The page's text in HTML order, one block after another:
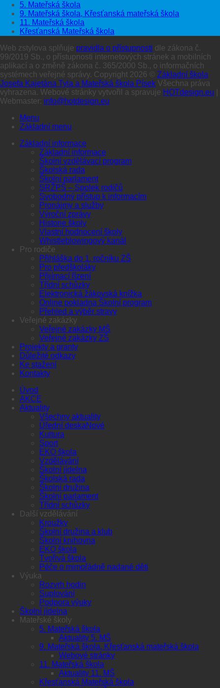
5. Mateřská škola
9. Mateřská škola, Křesťanská mateřská škola
11. Mateřská škola
Křesťanská Mateřská škola
Web zstylova splňuje pravidla o přístupnosti dle zákona č.
99/2019 Sb., o přístupnosti internetových stránek a mobilních
aplikací a o změně zákona č. 365/2000 Sb., o informačních
systémech veřejné správy. Copyright 2026 © Základní škola
Josefa Kajetána Tyla a Mateřská škola Písek Všechna práva
vyhrazena. Webové stránky vytvořil a spravuje HOTdesign.eu
Webmaster: info@hotdesign.eu
Menu
Základní menu
Základní informace
Základní informace
Školní vzdělávací program
Školská rada
Školní parlament
SRŽPŠ – Spolek rodičů
Svobodný přístup k informacím
Pronájmy a služby
Výroční zprávy
Historie školy
Vlastní hodnocení školy
Whistleblowingový kanál
Pro rodiče
Přihláška do 1. ročníku ZŠ
Pro předškoláky
Přijímací řízení
Třídní schůzky
Elektronická žákovská knížka
Online pokladna Školní program
Přehled a výběr stravy
Veřejné zakázky
Veřejné zakázky MŠ
Veřejné zakázky ZŠ
Projekty a granty
Důležité odkazy
Ke stažení
Kontakty
Úvod
AKCE
Aktuality
Všechny aktuality
Úřední deska
Kultura
Sport
EKO škola
Vzdělávání
Školní jídelna
Školská rada
Školní družina
Školní parlament
Třídní schůzky
Další vzdělávání
Kroužky
Školní družina a klub
Školní knihovna
EKO škola
Tvořivá škola
Péče o mimořádně nadané děti
Výuka
Rozvrh hodin
Suplování
Podpora výuky
Školní jídelna
Mateřské školy
5. Mateřská škola
Aktuality 5. MŠ
9. Mateřská škola, Křesťanská mateřská škola
Webové stránky
11. Mateřská škola
Aktuality 11. MŠ
Křesťanská Mateřská škola